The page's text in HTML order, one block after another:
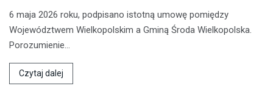
6 maja 2026 roku, podpisano istotną umowę pomiędzy
Województwem Wielkopolskim a Gminą Środa Wielkopolska.
Porozumienie…
Czytaj dalej